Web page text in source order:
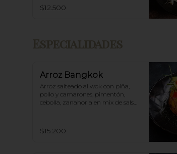
$12.500
Arroz Bangkok
Arroz salteado al wok con piña,
pollo y camarones, pimentón,
cebolla, zanahoria en mix de salsa
$15.200